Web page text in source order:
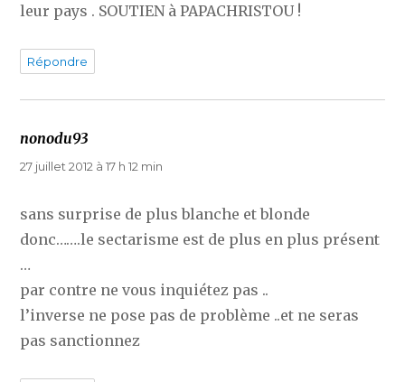
leur pays . SOUTIEN à PAPACHRISTOU !
Répondre
nonodu93
27 juillet 2012 à 17 h 12 min
sans surprise de plus blanche et blonde
donc…….le sectarisme est de plus en plus présent
…
par contre ne vous inquiétez pas ..
l’inverse ne pose pas de problème ..et ne seras
pas sanctionnez